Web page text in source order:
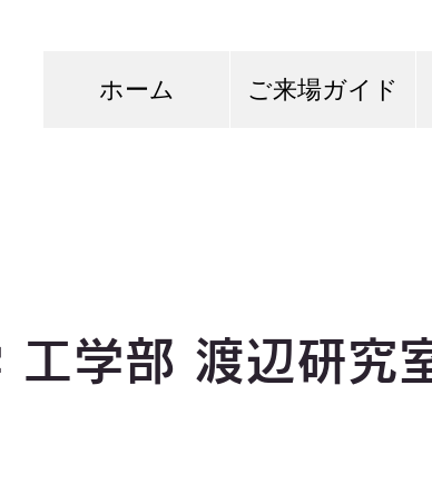
ホーム ご来場ガイド
工学部 渡辺研究